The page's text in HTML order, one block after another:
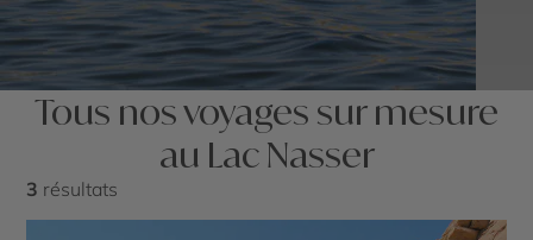
Tous nos voyages sur mesure
au Lac Nasser
3 résultats